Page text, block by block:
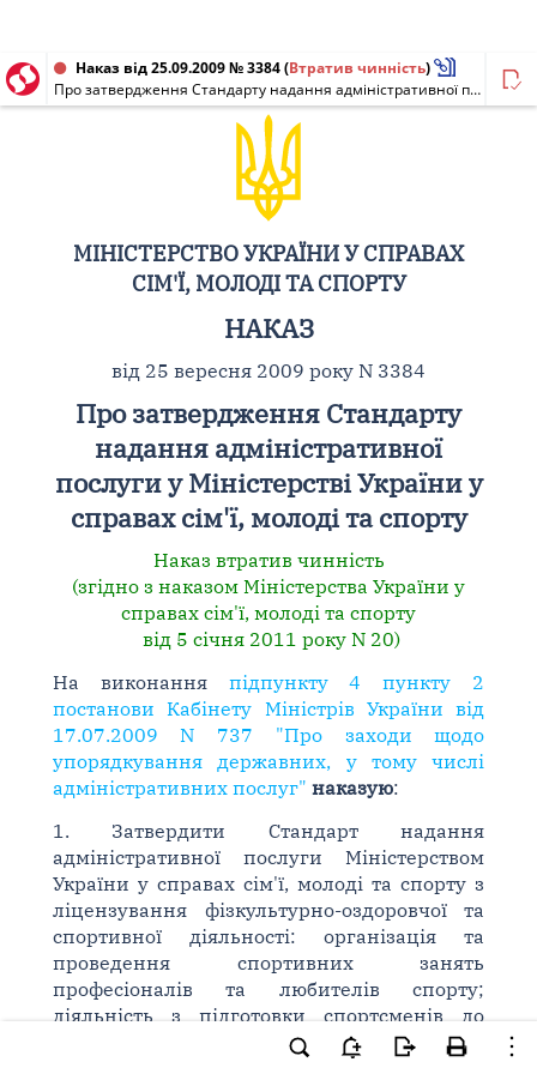
Наказ від 25.09.2009 № 3384(Втратив чинність)
Про затвердження Стандарту надання адміністративної послуги у Міністерстві України у справах сім'ї, молоді та спорту
МІНІСТЕРСТВО УКРАЇНИ У СПРАВАХ
СІМ'Ї, МОЛОДІ ТА СПОРТУ
НАКАЗ
від 25 вересня 2009 року N 3384
Про затвердження Стандарту
надання адміністративної
послуги у Міністерстві України у
справах сім'ї, молоді та спорту
Наказ втратив чинність
(згідно з наказом Міністерства України у
справах сім'ї, молоді та спорту
від 5 січня 2011 року N 20)
На виконання підпункту 4 пункту 2
постанови Кабінету Міністрів України від
17.07.2009 N 737 "Про заходи щодо
упорядкування державних, у тому числі
адміністративних послуг" наказую:
1. Затвердити Стандарт надання
адміністративної послуги Міністерством
України у справах сім'ї, молоді та спорту з
ліцензування фізкультурно-оздоровчої та
спортивної діяльності: організація та
проведення спортивних занять
професіоналів та любителів спорту;
діяльність з підготовки спортсменів до
змагань з різних видів спорту, визнаних в